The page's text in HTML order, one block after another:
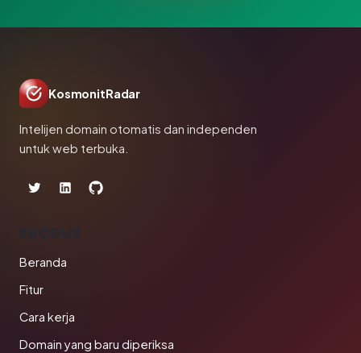
KosmonitRadar
Intelijen domain otomatis dan independen
untuk web terbuka.
PRODUK
Beranda
Fitur
Cara kerja
Domain yang baru diperiksa